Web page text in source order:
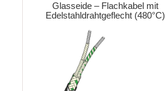
Glasseide – Flachkabel mit
Edelstahldrahtgeflecht (480°C)